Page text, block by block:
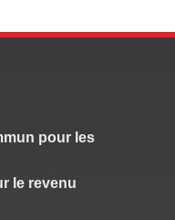
pour les
le revenu